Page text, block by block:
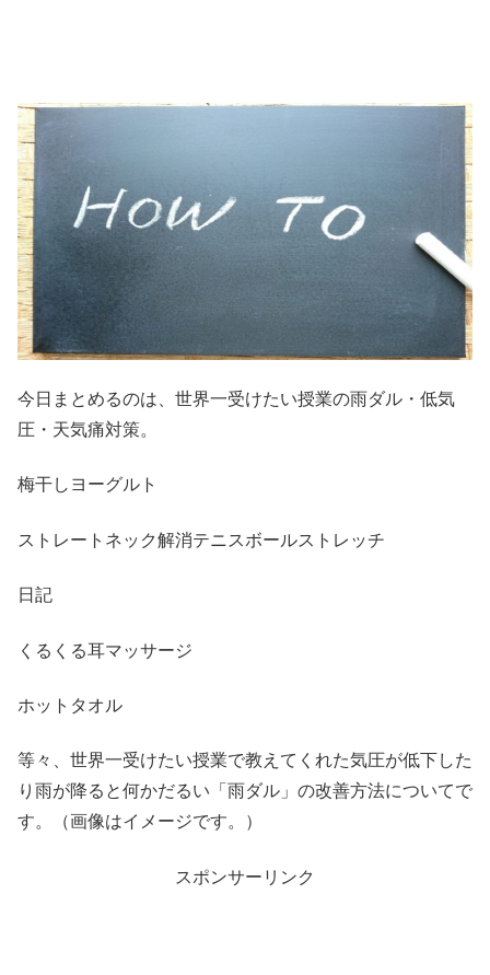
今日まとめるのは、世界一受けたい授業の雨ダル・低気
圧・天気痛対策。
梅干しヨーグルト
ストレートネック解消テニスボールストレッチ
日記
くるくる耳マッサージ
ホットタオル
等々、世界一受けたい授業で教えてくれた気圧が低下した
り雨が降ると何かだるい「雨ダル」の改善方法についてで
す。（画像はイメージです。）
スポンサーリンク